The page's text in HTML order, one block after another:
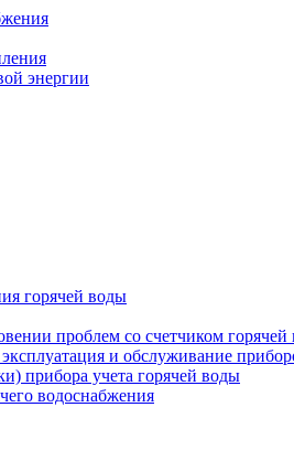
энергии
горячей воды
проблем со счетчиком горячей
и обслуживание
прибора учета горячей воды
водоснабжения